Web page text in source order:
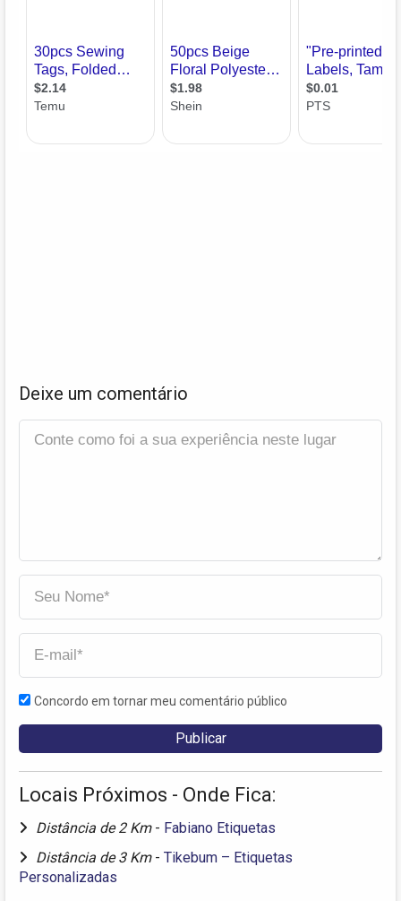
Deixe um comentário
Concordo em tornar meu comentário público
Locais Próximos - Onde Fica:
Distância de 2 Km - Fabiano Etiquetas
Distância de 3 Km - Tikebum – Etiquetas
Personalizadas